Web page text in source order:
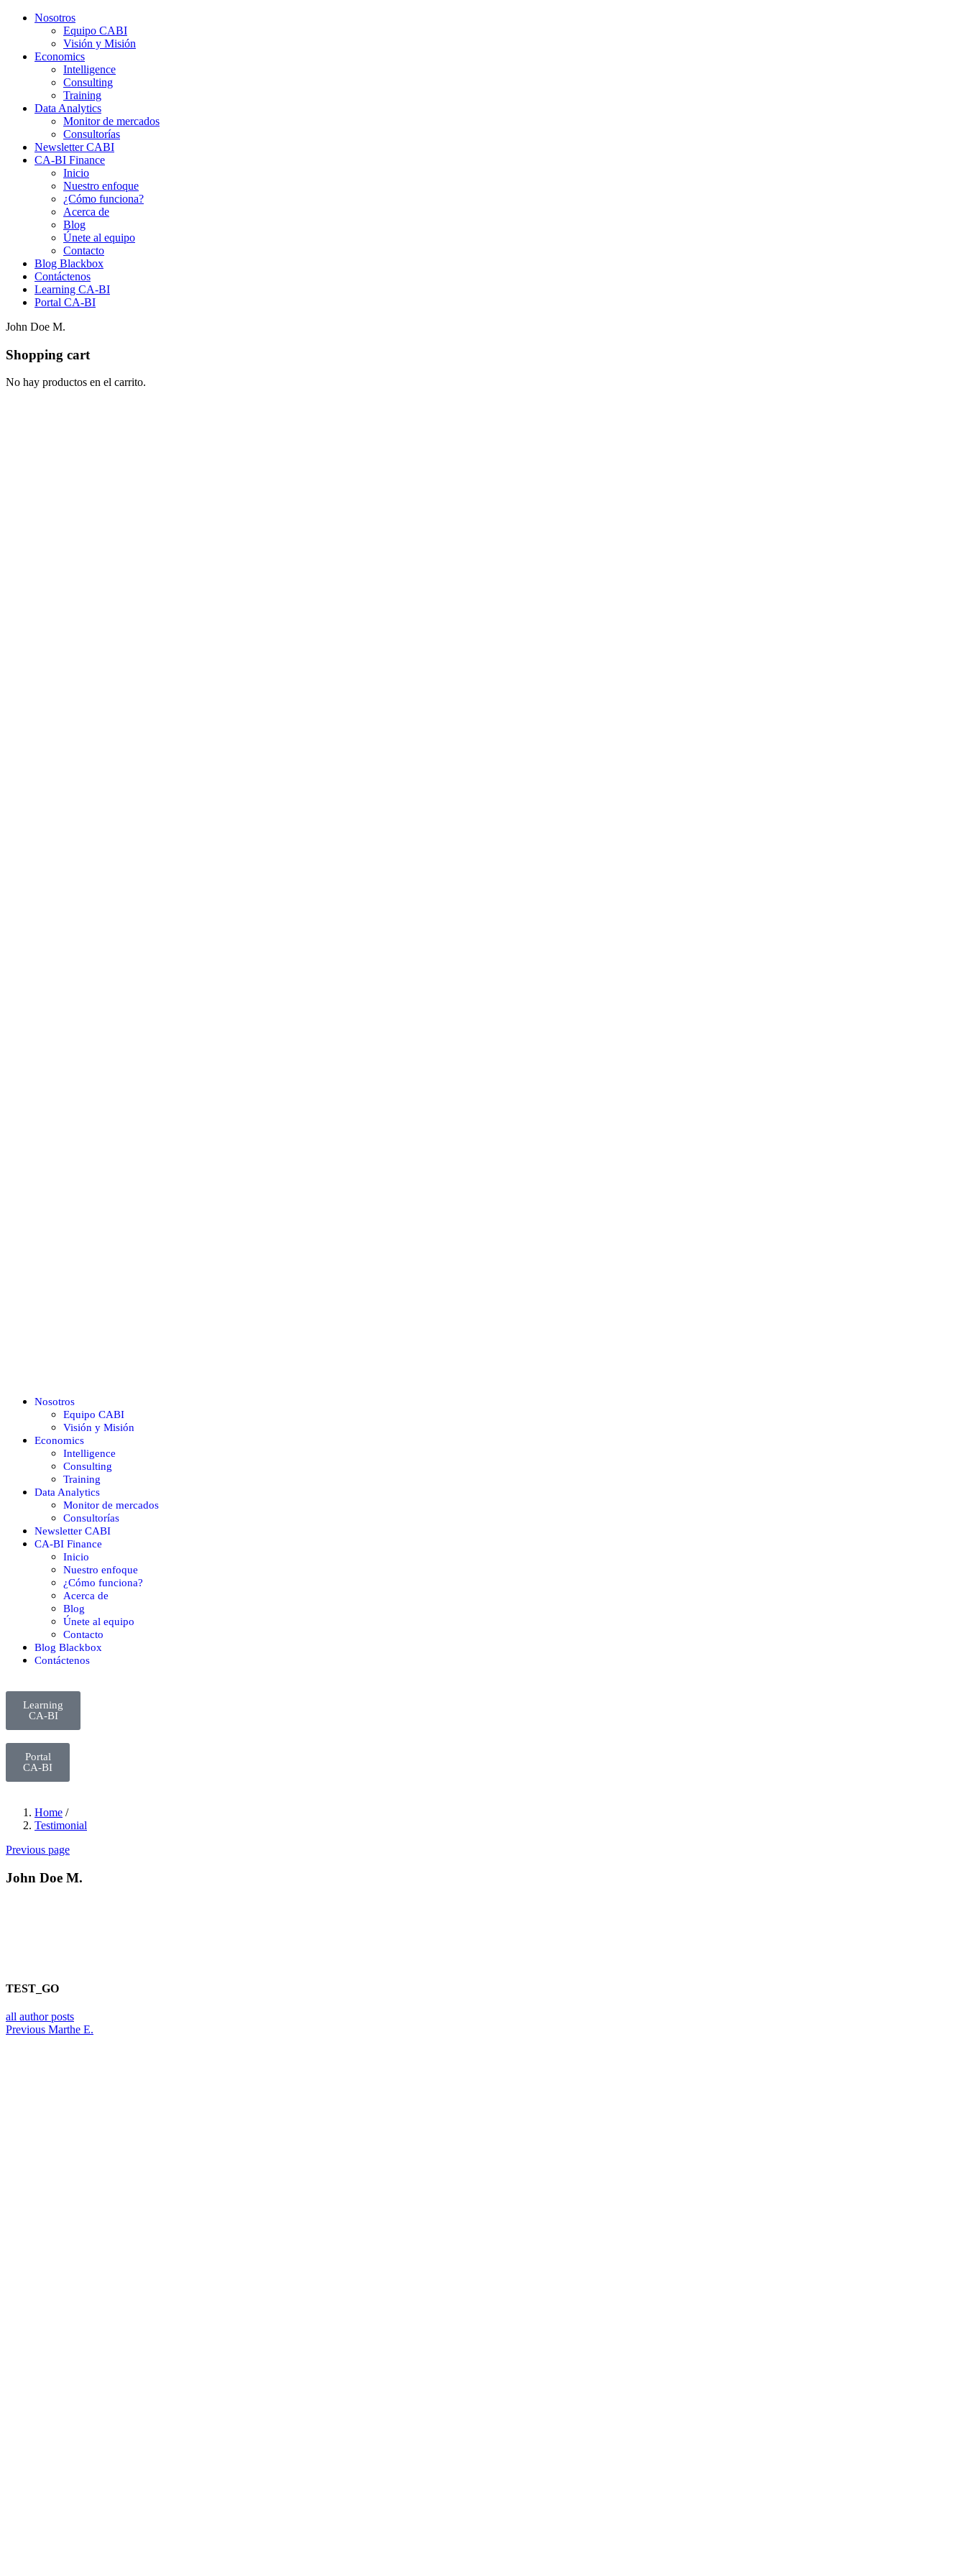
Nosotros
Equipo CABI
Visión y Misión
Economics
Intelligence
Consulting
Training
Data Analytics
Monitor de mercados
Consultorías
Newsletter CABI
CA-BI Finance
Inicio
Nuestro enfoque
¿Cómo funciona?
Acerca de
Blog
Únete al equipo
Contacto
Blog Blackbox
Contáctenos
Learning CA-BI
Portal CA-BI
John Doe M.
Shopping cart
No hay productos en el carrito.
Nosotros
Equipo CABI
Visión y Misión
Economics
Intelligence
Consulting
Training
Data Analytics
Monitor de mercados
Consultorías
Newsletter CABI
CA-BI Finance
Inicio
Nuestro enfoque
¿Cómo funciona?
Acerca de
Blog
Únete al equipo
Contacto
Blog Blackbox
Contáctenos
Learning
CA-BI
Portal
CA-BI
Home /
Testimonial
Previous page
John Doe M.
TEST_GO
all author posts
Previous Marthe E.